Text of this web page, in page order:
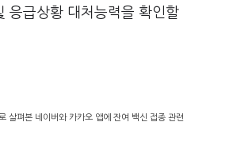
응급상황 대처능력을 확인할
살펴본 네이버와 카카오 앱에 잔여 백신 접종 관련